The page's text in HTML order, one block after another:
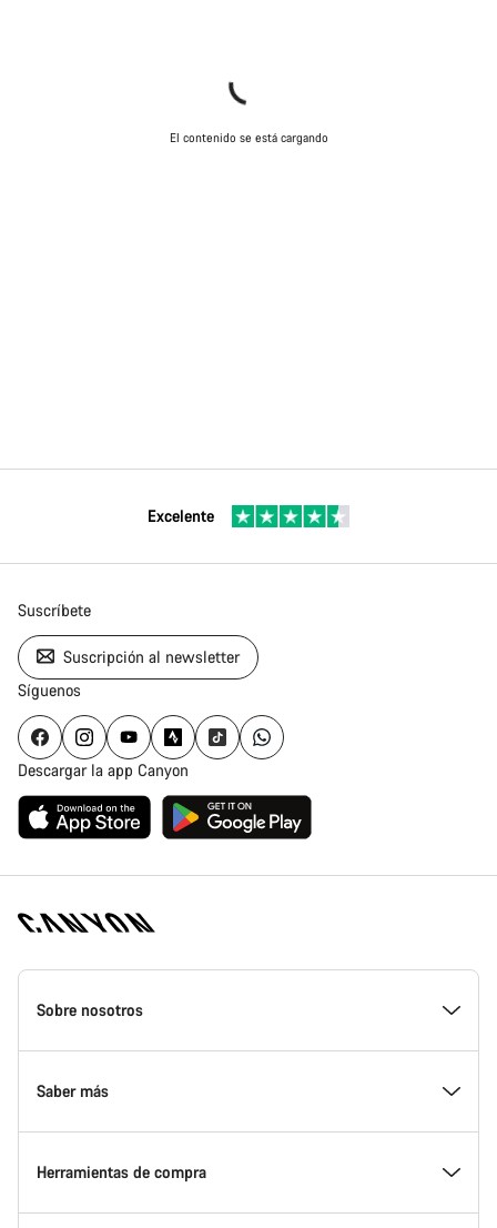
El contenido se está cargando
Excelente
Suscríbete
Suscripción al newsletter
Síguenos
Descargar la app Canyon
Canyon
Homepage
Sobre nosotros
Conoce Canyon
Innovación en Canyon
Saber más
Eventos
Herramientas de compra